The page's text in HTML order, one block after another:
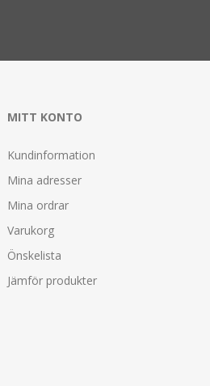
MITT KONTO
Kundinformation
Mina adresser
Mina ordrar
Varukorg
Önskelista
Jämför produkter